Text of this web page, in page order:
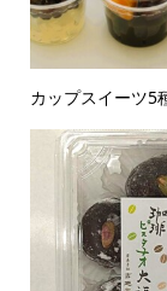
カップスイーツ5